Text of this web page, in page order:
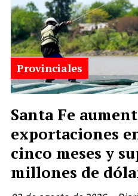
Santa Fe
exportaciones
cinco meses y
millones de
Provinciales